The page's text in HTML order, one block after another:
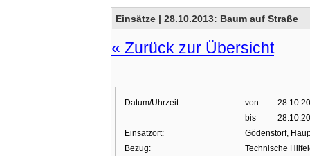
Einsätze | 28.10.2013: Baum auf Straße
« Zurück zur Übersicht
Datum/Uhrzeit: von
bis
Einsatzort:
Gödenstorf,
Bezug:
Technische